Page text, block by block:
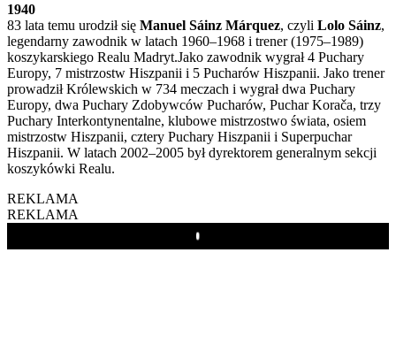
1940
83 lata temu urodził się Manuel Sáinz Márquez, czyli Lolo Sáinz,
legendarny zawodnik w latach 1960–1968 i trener (1975–1989)
koszykarskiego Realu Madryt.Jako zawodnik wygrał 4 Puchary
Europy, 7 mistrzostw Hiszpanii i 5 Pucharów Hiszpanii. Jako trener
prowadził Królewskich w 734 meczach i wygrał dwa Puchary
Europy, dwa Puchary Zdobywców Pucharów, Puchar Korača, trzy
Puchary Interkontynentalne, klubowe mistrzostwo świata, osiem
mistrzostw Hiszpanii, cztery Puchary Hiszpanii i Superpuchar
Hiszpanii. W latach 2002–2005 był dyrektorem generalnym sekcji
koszykówki Realu.
REKLAMA
REKLAMA
Play